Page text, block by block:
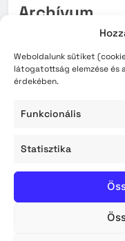
Weboldalunk sütiket
látogatottság elemzése és
érdekében.
Funkcionális
Statisztika
Archívum
2026. augusztus
2026. július
2026. április